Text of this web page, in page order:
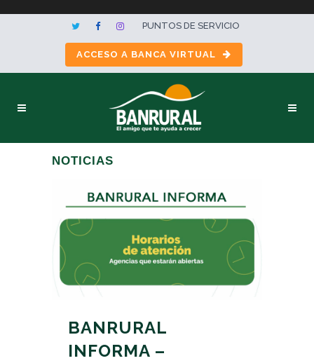
PUNTOS DE SERVICIO
ACCESO A BANCA VIRTUAL
NOTICIAS
BANRURAL
INFORMA –